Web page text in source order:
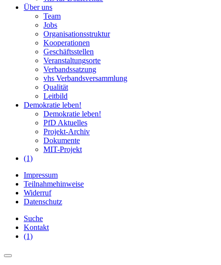
Über uns
Team
Jobs
Organisationsstruktur
Kooperationen
Geschäftsstellen
Veranstaltungsorte
Verbandssatzung
vhs Verbandsversammlung
Qualität
Leitbild
Demokratie leben!
Demokratie leben!
PfD Aktuelles
Projekt-Archiv
Dokumente
MIT-Projekt
(1)
Impressum
Teilnahmehinweise
Widerruf
Datenschutz
Suche
Kontakt
(1)